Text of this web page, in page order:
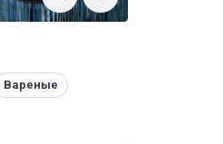
Вареные